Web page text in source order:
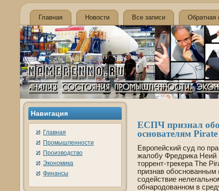
Главная Новости Все записи Обратная
Навигация
Главная
Промышленности
Производство
Экономика
Финансы
ЕСПЧ признал
основателям
Европейский суд по
жалобу Фредрика Неий
торрент-трекера The
признав обоснованным
соде­йствие
обнародованном в